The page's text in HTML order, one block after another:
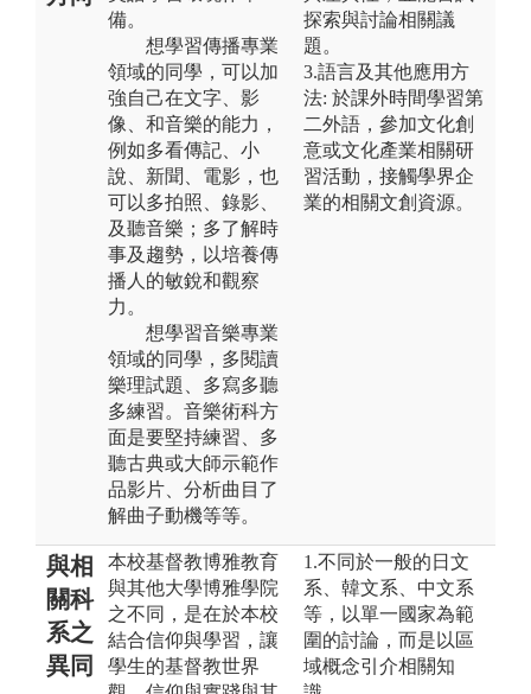
備。
想學習傳播專業
領域的同學，可以加
強自己在文字、影
像、和音樂的能力，
例如多看傳記、小
說、新聞、電影，也
可以多拍照、錄影、
及聽音樂；多了解時
事及趨勢，以培養傳
播人的敏銳和觀察
力。
想學習音樂專業
領域的同學，多閱讀
樂理試題、多寫多聽
多練習。音樂術科方
面是要堅持練習、多
聽古典或大師示範作
品影片、分析曲目了
解曲子動機等等。
探索與討論相關議
題。
3.語言及其他應用方
法: 於課外時間學習第
二外語，參加文化創
意或文化產業相關研
習活動，接觸學界企
業的相關文創資源。
與相
關科
系之
異同
本校基督教博雅教育
與其他大學博雅學院
之不同，是在於本校
結合信仰與學習，讓
學生的基督教世界
1.不同於一般的日文
系、韓文系、中文系
等，以單一國家為範
圍的討論，而是以區
域概念引介相關知